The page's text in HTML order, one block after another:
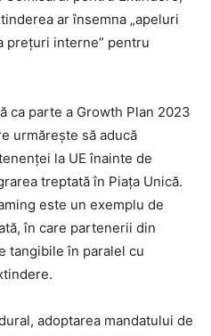
ar însemna „apeluri
prețuri interne” pentru
ca parte a Growth Plan 2023
urmărește să aducă
la UE înainte de
treptată în Piața Unică.
este un exemplu de
în care partenerii din
tangibile în paralel cu
adoptarea mandatului de